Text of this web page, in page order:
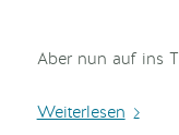
Aber nun auf ins
Weiterlesen